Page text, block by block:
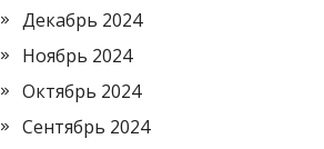
Декабрь 2024
Ноябрь 2024
Октябрь 2024
Сентябрь 2024